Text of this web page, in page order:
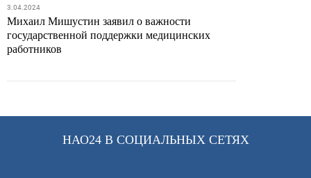
3.04.2024
Михаил Мишустин заявил о важности
государственной поддержки медицинских
работников
НАО24 В СОЦИАЛЬНЫХ СЕТЯХ